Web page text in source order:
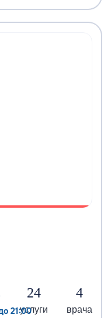
21:00
24
услуги
4
врача